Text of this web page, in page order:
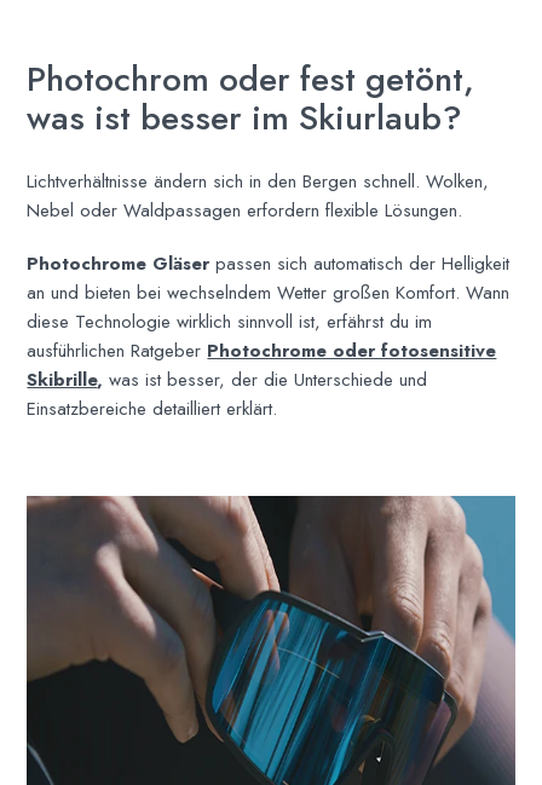
Photochrom oder fest getönt,
was ist besser im Skiurlaub?
Lichtverhältnisse ändern sich in den Bergen schnell. Wolken,
Nebel oder Waldpassagen erfordern flexible Lösungen.
Photochrome Gläser passen sich automatisch der Helligkeit
an und bieten bei wechselndem Wetter großen Komfort. Wann
diese Technologie wirklich sinnvoll ist, erfährst du im
ausführlichen Ratgeber Photochrome oder fotosensitive
Skibrille,was ist besser, der die Unterschiede und
Einsatzbereiche detailliert erklärt.